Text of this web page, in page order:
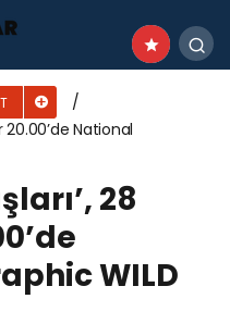
20.00’de National
28
WILD
türküleriyle anıldı